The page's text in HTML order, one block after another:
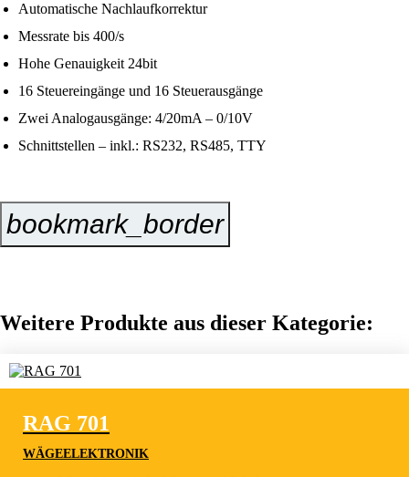
Automatische Nachlaufkorrektur
Messrate bis 400/s
Hohe Genauigkeit 24bit
16 Steuereingänge und 16 Steuerausgänge
Zwei Analogausgänge: 4/20mA – 0/10V
Schnittstellen – inkl.: RS232, RS485, TTY
bookmark_border
Weitere Produkte aus dieser Kategorie:
RAG 701
WÄGEELEKTRONIK